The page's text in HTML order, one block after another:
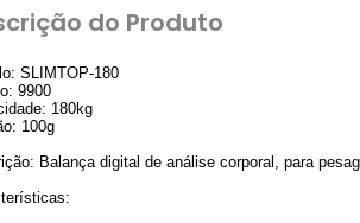
do Produto
SLIMTOP-180
9900
180kg
100g
Balança digital de análise corporal, para